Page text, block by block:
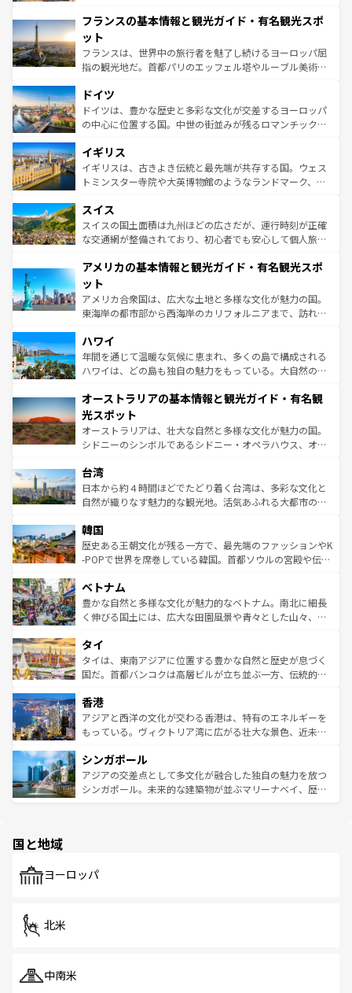
ませてくれるイタリアで、忘れられない旅をしてみよう！
なお、新着のイタリア情報は
しい。
文化が根付くこの国では、情熱的なフラメンコ、熱気あふ
れる闘牛、そして美味しいタパスが生活の一部となってい
る。首都マドリードの洗練された雰囲気や、バルセロナの
アートに溢れた街角から、地方では古代ローマ遺跡や中世
せる。地方によって風土や気候が異なるスペインはその個
性で訪れる人を魅了する。 なお、新着のスペイン情報は コ
ンテンツ一覧を参照してほしい。
フランスの基本情報と観光ガイド・有名観光スポ
ット
フランスは、世界中の旅行者を魅了し続けるヨーロッパ屈
指の観光地だ。首都パリのエッフェル塔やルーブル美術館
で、幅広い魅力が詰まっている。華麗な宮殿、歴史的な大
聖堂、美しいビーチ、そして豊かな自然が、訪れる者を心
から魅了する。また、フランスは美食の国としても知ら
いる。シャンパンの発祥地であるランス、プロヴァンスの
香り高いラベンダー畑など、多彩な楽しみ方が可能だ。さ
らに、パリ以外の地域にも魅力が溢れており、どの街角に
れる地方に足を運ぶとそれぞれで全く異なる文化を体験で
きるだろう。 なお、新着のフランス情報はコンテンツ一覧
を参照してほしい。
ドイツ
ドイツは、豊かな歴史と多彩な文化が交差するヨーロッパ
の中心に位置する国。中世の街並みが残るロマンチック街
顔を持つこの国は、どこを歩いても飽きることがない。ベ
ルリンの文化的活気、バイエルン州のアルプスの絶景、そ
してライン川沿いのワイン畑といった風景は必見。ビール
は、お酒好きな人にはぜひ体験してほしい。 なお、新着の
ドイツ情報はコンテンツ一覧を参照してほしい。
イギリス
イギリスは、古きよき伝統と最先端が共存する国。ウェス
トミンスター寺院や大英博物館のようなランドマーク、歴
リアごとに異なる魅力がある。また、優雅なアフタヌーン
ティー、ビール好きにはたまらない英国パブ、サッカー観
戦など、本場だからこそできる体験も豊富。イギリスを旅
ンツ一覧を参照してほしい。
スイス
スイスの国土面積は九州ほどの広さだが、運行時刻が正確
な交通網が整備されており、初心者でも安心して個人旅行
の建物がそのまま残る町や、スイスならではのユニークな
博物館もあり、アルプス観光だけでなく町歩きも満喫する
ことができる。国民の所得が高いため物価も高いが、旅行
者向けの交通パス提供のサービスもあり、うまく活用すれ
着のスイス情報は
アメリカの基本情報と観光ガイド・有名観光スポ
ット
アメリカ合衆国は、広大な土地と多様な文化が魅力の国。
東海岸の都市部から西海岸のカリフォルニアまで、訪れる
のような巨大都市は、観光、ショッピング、エンターテイ
ンメントが詰まった刺激的なスポットだ。一方、アメリカ
西部には大自然が広がり、グランドキャニオンやイエロー
部のニューオーリンズでは、音楽と美食が融合した独特の
文化が魅力。旅行者はアメリカの各地域で異なる魅力を楽
しみながら、その多様性と豊かな歴史を感じることができ
るだろう。車でのロードトリップや列車の旅も、アメリカ
情報は
ハワイ
年間を通じて温暖な気候に恵まれ、多くの島で構成される
ハワイは、どの島も独自の魅力をもっている。大自然の神
ワイ島は見逃せない。また、定番の観光地といえばオアフ
島だが、静かな自然を求めるならマウイ島やカウアイ島が
おすすめ。エメラルドグリーンに輝く海をはじめ、豊かな
文化や歴史が息づいている。「アロハスピリット」と呼ば
人々、おいしいローカルフードやハワイアンミュージッ
ク、伝統的なフラダンスなど、すべてがハワイの魅力を彩
っている。訪れるたびに新しい発見と感動が待っているハ
はコンテンツ一覧
オーストラリアの基本情報と観光ガイド・有名観
光スポット
オーストラリアは、壮大な自然と多様な文化が魅力の国。
シドニーのシンボルであるシドニー・オペラハウス、オー
リアリーフや大陸中央部にそびえるウルル（エアーズロッ
ク）、タスマニアの美しい原生林やケアンズの熱帯雨林な
ど、見どころがたくさん。また、カフェやワイン、オージ
いる。アクティビティも充実しており、サーフィンやダイ
ビング、ハイキングなど、アウトドア好きにはたまらな
い。オーストラリアの多彩な魅力を存分に味わいつくそ
参照してほしい。
台湾
日本から約４時間ほどでたどり着く台湾は、多彩な文化と
自然が織りなす魅力的な観光地。活気あふれる大都市の台
ン）、静ひつな山岳地帯である台湾東部など、都市の喧騒
と山間の静けさが共存しており、訪れる人に新しい発見と
驚きをもたらしてくれる。また、奥深い台湾の食文化も魅
容にもいいと評判のスイーツなど、バラエティ豊かな料理
が味わえる。 なお、新着の台湾情報は コンテンツ一覧を参
照してほしい。
韓国
歴史ある王朝文化が残る一方で、最先端のファッションやK
-POPで世界を席巻している韓国。首都ソウルの宮殿や伝統
き、地方に足を延ばせば四季折々の自然美を楽しむことが
できる。そして、キムチや焼肉、絶品のストリートフード
まで、さまざまな韓国料理が待っている。夜には、韓国な
リティに包まれながら、韓国の多彩な魅力を心ゆくまで味
わってみてほしい。 なお、新着の韓国情報はコンテンツ一
覧を参照してほしい。
ベトナム
豊かな自然と多様な文化が魅力的なベトナム。南北に細長
く伸びる国土には、広大な田園風景や青々とした山々、世
急速な発展と共に伝統が息づく。ハノイの古い町並みやホ
ーチミン市のフランス統治時代の建物も、独特の雰囲気を
醸し出している。また、バラエティの豊かさとおいしさで
とつ。フォーやバインミー、ベトナムコーヒーなどは、ぜ
ひ現地で味わいたい。どの地域を訪れてもあたたかい人々
が旅行者を迎えてくれるので、きっと忘れられない旅にな
参照してほしい。
タイ
タイは、東南アジアに位置する豊かな自然と歴史が息づく
国だ。首都バンコクは高層ビルが立ち並ぶ一方、伝統的な
の活気が交差している。北部ではチェンマイなどの山岳地
帯で自然と触れ合い、南部ではプーケットやクラビの美し
いビーチでリゾート気分を楽しむことができる。タイ料理
激する。気候は一年中温暖で、どの季節にも異なる楽しみ
が待っている。親しみやすいタイの人々、仏教を中心とし
た文化、そして多様な観光資源が、訪れる旅人を魅了し続
香港
アジアと西洋の文化が交わる香港は、特有のエネルギーを
もっている。ヴィクトリア湾に広がる壮大な景色、近未来
み、どこを訪れても感動するはず。観光スポットが密集し
ており、効率よく見どころを回れるのも魅力。息をのむよ
うな絶景から文化的な体験まで、香港を存分に楽しみ尽く
シンガポール
アジアの交差点として多文化が融合した独自の魅力を放つ
シンガポール。未来的な建築物が並ぶマリーナベイ、歴史
で、ホーカーズは地元の風情を楽しめる外せないスポット
国と地域
ヨーロッパ
北米
中南米